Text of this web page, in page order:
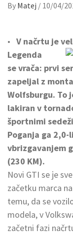
By Matej / 10/04/
• V načrtu je
Legenda
se vrača: prvi
zapeljal z
Wolfsburgu. To
lakiran v
športnimi
Poganja ga
vbrizgavanjem
(230 KM).
Novi GTI se je
začetku marca
temu, da se
modela, v
začetni fazi